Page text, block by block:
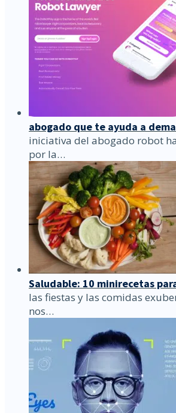
abogado que te ayuda a
iniciativa del abogado robot
por la…
Saludable: 10 minirecetas
las fiestas y las comidas
nos…